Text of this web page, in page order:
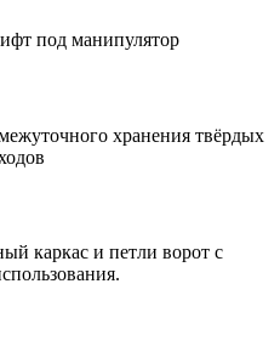
хранения твёрдых
каркас и петли ворот с